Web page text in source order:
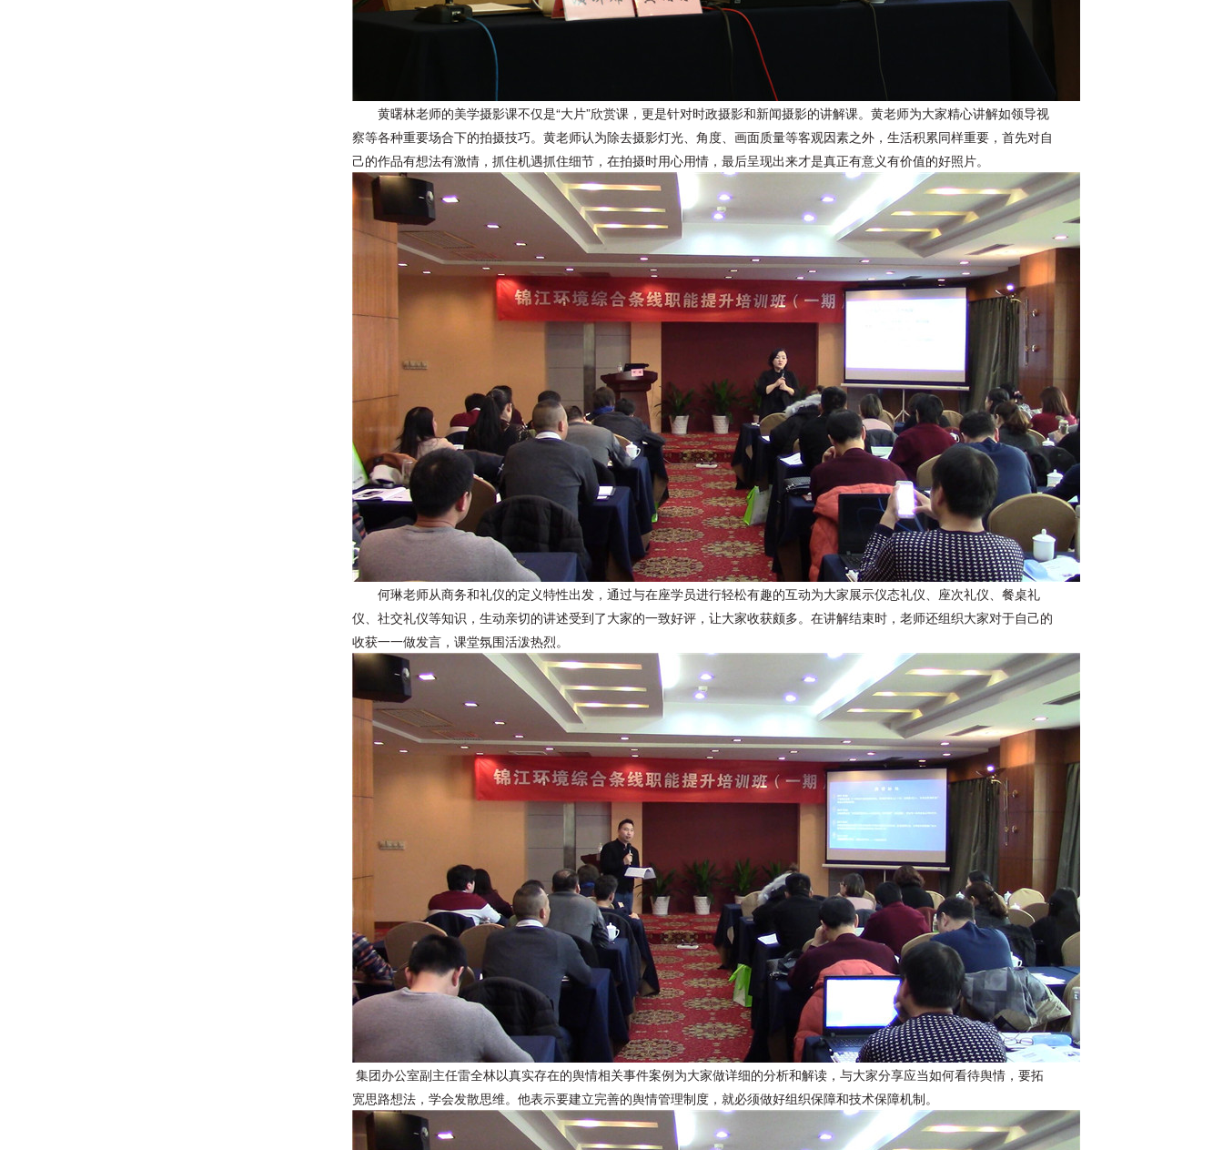
黄曙林老师的美学摄影课不仅是“大片”欣赏课，更是针对时政摄影和新闻摄影的讲解课。黄老师为大家精心讲解如领导视
察等各种重要场合下的拍摄技巧。黄老师认为除去摄影灯光、角度、画面质量等客观因素之外，生活积累同样重要，首先对自
己的作品有想法有激情，抓住机遇抓住细节，在拍摄时用心用情，最后呈现出来才是真正有意义有价值的好照片。
何琳老师从商务和礼仪的定义特性出发，通过与在座学员进行轻松有趣的互动为大家展示仪态礼仪、座次礼仪、餐桌礼
仪、社交礼仪等知识，生动亲切的讲述受到了大家的一致好评，让大家收获颇多。在讲解结束时，老师还组织大家对于自己的
收获一一做发言，课堂氛围活泼热烈。
集团办公室副主任雷全林以真实存在的舆情相关事件案例为大家做详细的分析和解读，与大家分享应当如何看待舆情，要拓
宽思路想法，学会发散思维。他表示要建立完善的舆情管理制度，就必须做好组织保障和技术保障机制。